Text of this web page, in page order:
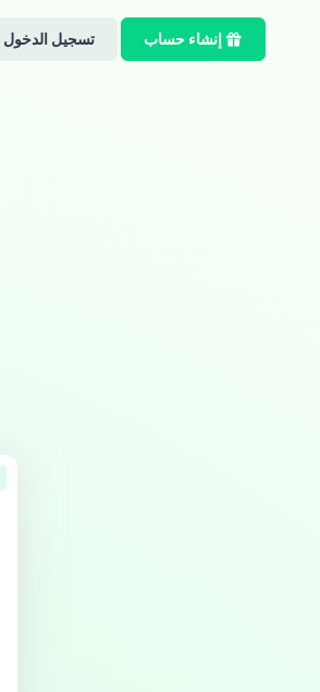
تسجيل الدخول إنشاء حساب